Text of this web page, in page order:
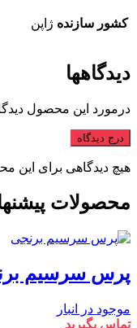
کشور سازنده ژاپن
دیدگاهها
درمورد این محصول
درج دیدگاه
هیچ دیدگاهی برای این
محصولات
پرس سرسیم
موجود در انبار
تماس بگیرید